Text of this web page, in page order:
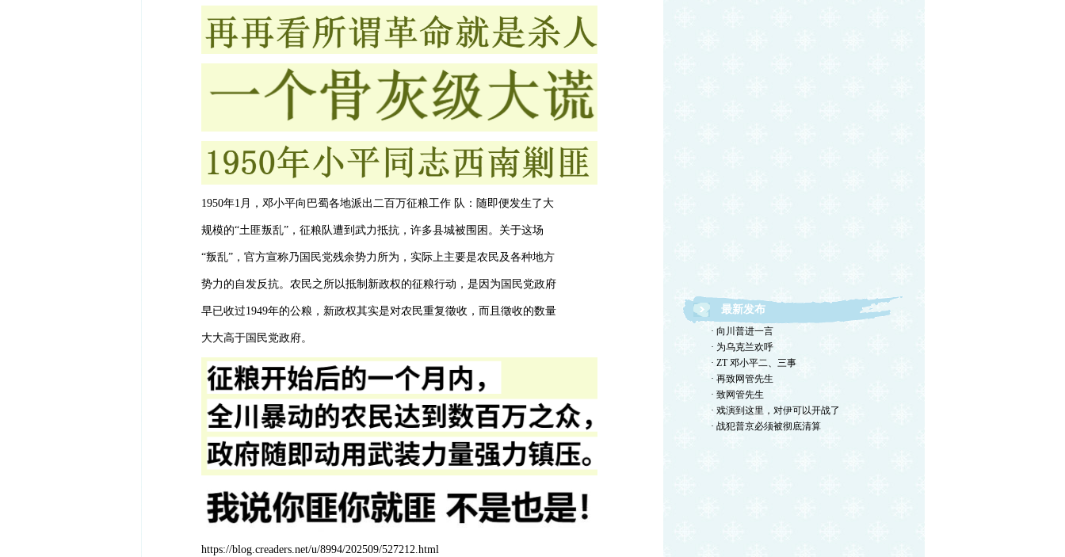
1950年1月，邓小平向巴蜀各地派出二百万征粮工作 队：随即便发生了大
规模的“土匪叛乱”，征粮队遭到武力抵抗，许多县城被围困。关于这场
“叛乱”，官方宣称乃国民党残余势力所为，实际上主要是农民及各种地方
势力的自发反抗。农民之所以抵制新政权的征粮行动，是因为国民党政府
早已收过1949年的公粮，新政权其实是对农民重复徵收，而且徵收的数量
大大高于国民党政府。
https://blog.creaders.net/u/8994/202509/527212.html
最新发布
· 向川普进一言
· 为乌克兰欢呼
· ZT 邓小平二、三事
· 再致网管先生
· 致网管先生
· 戏演到这里，对伊可以开战了
· 战犯普京必须被彻底清算